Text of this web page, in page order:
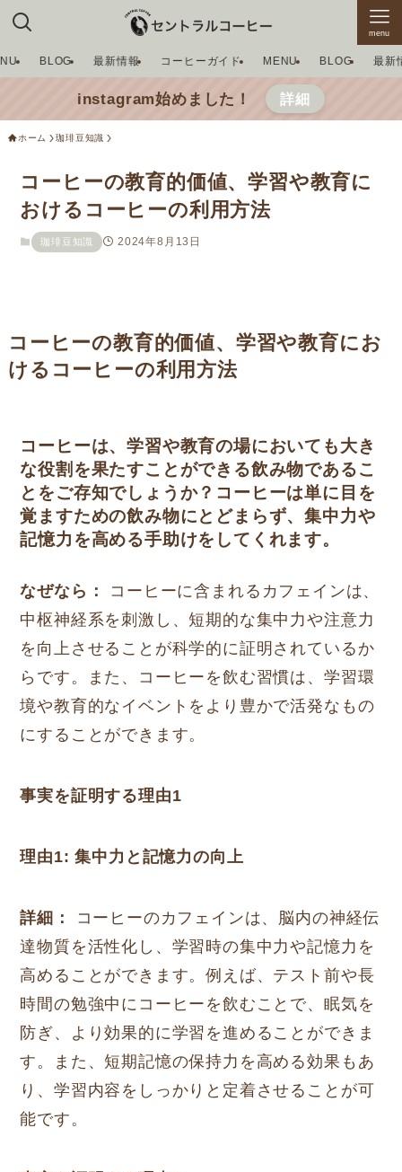
menu
BLOG 最新情報 コーヒーガイド MENU BLOG 最新
instagram始めました！ 詳細
ホーム 珈琲豆知識
コーヒーの教育的価値、学習や教育に
おけるコーヒーの利用方法
珈琲豆知識 2024年8月13日
コーヒーの教育的価値、学習や教育にお
けるコーヒーの利用方法
コーヒーは、学習や教育の場においても大き
な役割を果たすことができる飲み物であるこ
とをご存知でしょうか？コーヒーは単に目を
覚ますための飲み物にとどまらず、集中力や
記憶力を高める手助けをしてくれます。
なぜなら：
コーヒーに含まれるカフェインは、
中枢神経系を刺激し、短期的な集中力や注意力
を向上させることが科学的に証明されているか
らです。また、コーヒーを飲む習慣は、学習環
境や教育的なイベントをより豊かで活発なもの
にすることができます。
事実を証明する理由1
理由1: 集中力と記憶力の向上
詳細：
コーヒーのカフェインは、脳内の神経伝
達物質を活性化し、学習時の集中力や記憶力を
高めることができます。例えば、テスト前や長
時間の勉強中にコーヒーを飲むことで、眠気を
防ぎ、より効果的に学習を進めることができま
す。また、短期記憶の保持力を高める効果もあ
り、学習内容をしっかりと定着させることが可
能です。